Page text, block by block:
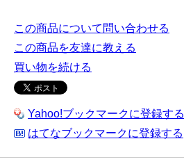
この商品について問い合わせる
この商品を友達に教える
買い物を続ける
Yahoo!ブックマークに登録する
はてなブックマークに登録する